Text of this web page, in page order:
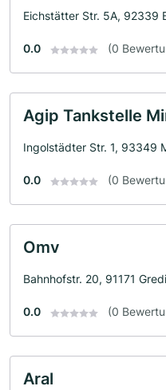
Eichstätter Str. 5A, 92339
0.0 (0
Agip Tankstelle
Ingolstädter Str. 1, 93349
0.0 (0
Omv
Bahnhofstr. 20, 91171
0.0 (0
Aral